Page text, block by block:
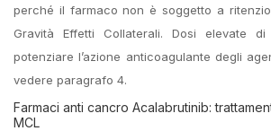
perché il farmaco non è soggetto a
Gravità Effetti Collaterali. Dosi elevate di
potenziare l’azione anticoagulante degli
vedere paragrafo 4.
Farmaci anti cancro Acalabrutinib:
MCL